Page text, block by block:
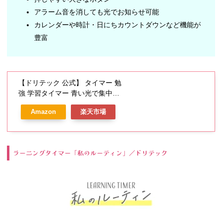
アラーム音を消しても光でお知らせ可能
カレンダーや時計・日にちカウントダウンなど機能が
豊富
【ドリテック 公式】 タイマー 勉
強 学習タイマー 青い光で集中力
アップ タイマー式学習法 タイム
ラプス勉強法 勉強 受験 テスト
Amazon 楽天市場
ラーニングタイマー「私のルーティン」／ドリテック